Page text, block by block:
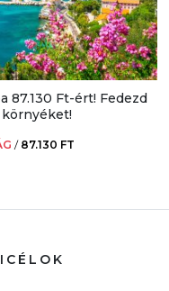
87.130 Ft-ért! Fedezd
/ 87.130 FT